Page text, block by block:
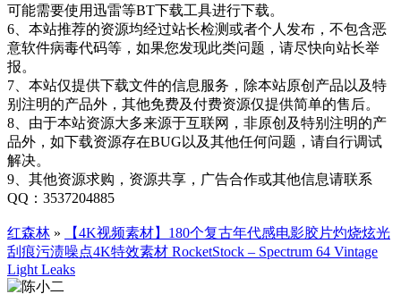
可能需要使用迅雷等BT下载工具进行下载。
6、本站推荐的资源均经过站长检测或者个人发布，不包含恶
意软件病毒代码等，如果您发现此类问题，请尽快向站长举
报。
7、本站仅提供下载文件的信息服务，除本站原创产品以及特
别注明的产品外，其他免费及付费资源仅提供简单的售后。
8、由于本站资源大多来源于互联网，非原创及特别注明的产
品外，如下载资源存在BUG以及其他任何问题，请自行调试
解决。
9、其他资源求购，资源共享，广告合作或其他信息请联系
QQ：3537204885
红森林 »
【4K视频素材】180个复古年代感电影胶片灼烧炫光
刮痕污渍噪点4K特效素材 RocketStock – Spectrum 64 Vintage
Light Leaks